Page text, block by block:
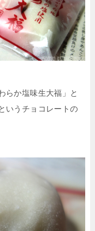
らか塩味生大福」と
いうチョコレートの